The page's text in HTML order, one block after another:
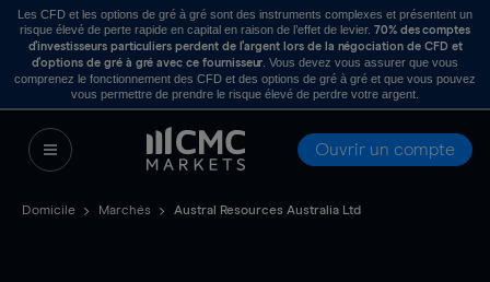
Les CFD et les options de gré à gré sont des instruments complexes et présentent un
risque élevé de perte rapide en capital en raison de l’effet de levier. 70% des comptes
d’investisseurs particuliers perdent de l’argent lors de la négociation de CFD et
d’options de gré à gré avec ce fournisseur . Vous devez vous assurer que vous
comprenez le fonctionnement des CFD et des options de gré à gré et que vous pouvez
vous permettre de prendre le risque élevé de perdre votre argent.
Ouvrir un compte
Domicile Marchés Austral Resources Australia Ltd